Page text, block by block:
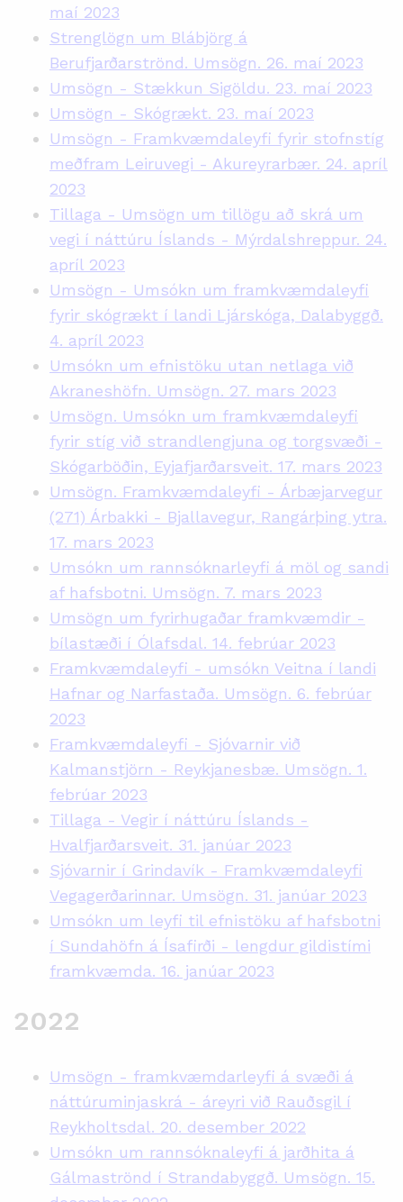
maí 2023
Strenglögn um Blábjörg á
Berufjarðarströnd. Umsögn. 26. maí 2023
Umsögn - Stækkun Sigöldu. 23. maí 2023
Umsögn - Skógrækt. 23. maí 2023
Umsögn - Framkvæmdaleyfi fyrir stofnstíg
meðfram Leiruvegi - Akureyrarbær. 24. apríl
2023
Tillaga - Umsögn um tillögu að skrá um
vegi í náttúru Íslands - Mýrdalshreppur. 24.
apríl 2023
Umsögn - Umsókn um framkvæmdaleyfi
fyrir skógrækt í landi Ljárskóga, Dalabyggð.
4. apríl 2023
Umsókn um efnistöku utan netlaga við
Akraneshöfn. Umsögn. 27. mars 2023
Umsögn. Umsókn um framkvæmdaleyfi
fyrir stíg við strandlengjuna og torgsvæði -
Skógarböðin, Eyjafjarðarsveit. 17. mars 2023
Umsögn. Framkvæmdaleyfi - Árbæjarvegur
(271) Árbakki - Bjallavegur, Rangárþing ytra.
17. mars 2023
Umsókn um rannsóknarleyfi á möl og sandi
af hafsbotni. Umsögn. 7. mars 2023
Umsögn um fyrirhugaðar framkvæmdir -
bílastæði í Ólafsdal. 14. febrúar 2023
Framkvæmdaleyfi - umsókn Veitna í landi
Hafnar og Narfastaða. Umsögn. 6. febrúar
2023
Framkvæmdaleyfi - Sjóvarnir við
Kalmanstjörn - Reykjanesbæ. Umsögn. 1.
febrúar 2023
Tillaga - Vegir í náttúru Íslands -
Hvalfjarðarsveit. 31. janúar 2023
Sjóvarnir í Grindavík - Framkvæmdaleyfi
Vegagerðarinnar. Umsögn. 31. janúar 2023
Umsókn um leyfi til efnistöku af hafsbotni
í Sundahöfn á Ísafirði - lengdur gildistími
framkvæmda. 16. janúar 2023
2022
Umsögn - framkvæmdarleyfi á svæði á
náttúruminjaskrá - áreyri við Rauðsgil í
Reykholtsdal. 20. desember 2022
Umsókn um rannsóknaleyfi á jarðhita á
Gálmaströnd í Strandabyggð. Umsögn. 15.